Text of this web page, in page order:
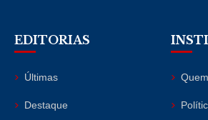
EDITORIAS
Últimas
Destaque